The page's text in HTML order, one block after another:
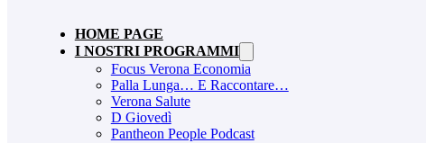
HOME PAGE
I NOSTRI PROGRAMMI
Focus Verona Economia
Palla Lunga… E Raccontare…
Verona Salute
D Giovedì
Pantheon People Podcast